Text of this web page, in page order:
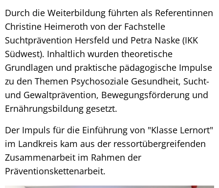
Durch die Weiterbildung führten als Referentinnen
Christine Heimeroth von der Fachstelle
Suchtprävention Hersfeld und Petra Naske (IKK
Südwest). Inhaltlich wurden theoretische
Grundlagen und praktische pädagogische Impulse
zu den Themen Psychosoziale Gesundheit, Sucht-
und Gewaltprävention, Bewegungsförderung und
Ernährungsbildung gesetzt.
Der Impuls für die Einführung von "Klasse Lernort"
im Landkreis kam aus der ressortübergreifenden
Zusammenarbeit im Rahmen der
Präventionskettenarbeit.